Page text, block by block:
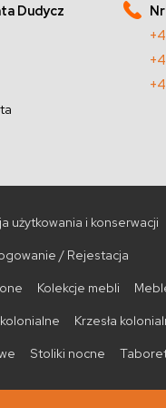
Dudycz
użytkowania i konserwacji
/ Rejestacja
Kolekcje mebli
Krzesła
Stoliki nocne